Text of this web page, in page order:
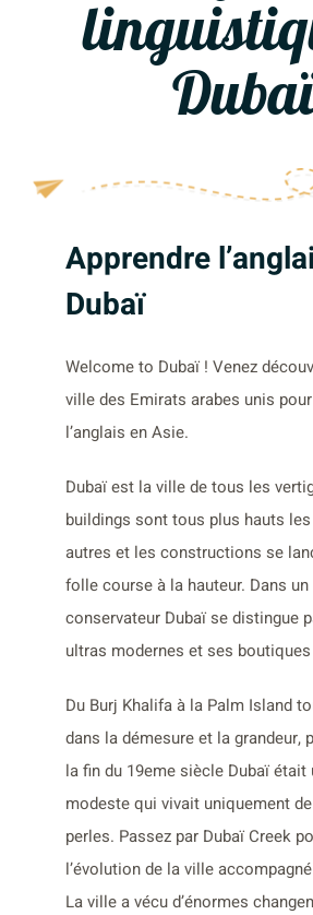
Apprendre
Dubaï
Welcome to Dubaï ! Venez
ville des Emirats arabes unis
l’anglais en Asie.
Dubaï est la ville de tous les
buildings sont tous plus hauts
autres et les constructions se
folle course à la hauteur. Dans un
conservateur Dubaï se distingue
ultras modernes et ses
Du Burj Khalifa à la Palm Island
dans la démesure et la grandeur,
la fin du 19eme siècle Dubaï était
modeste qui vivait uniquement
perles. Passez par Dubaï Creek
l’évolution de la ville
La ville a vécu d’énormes